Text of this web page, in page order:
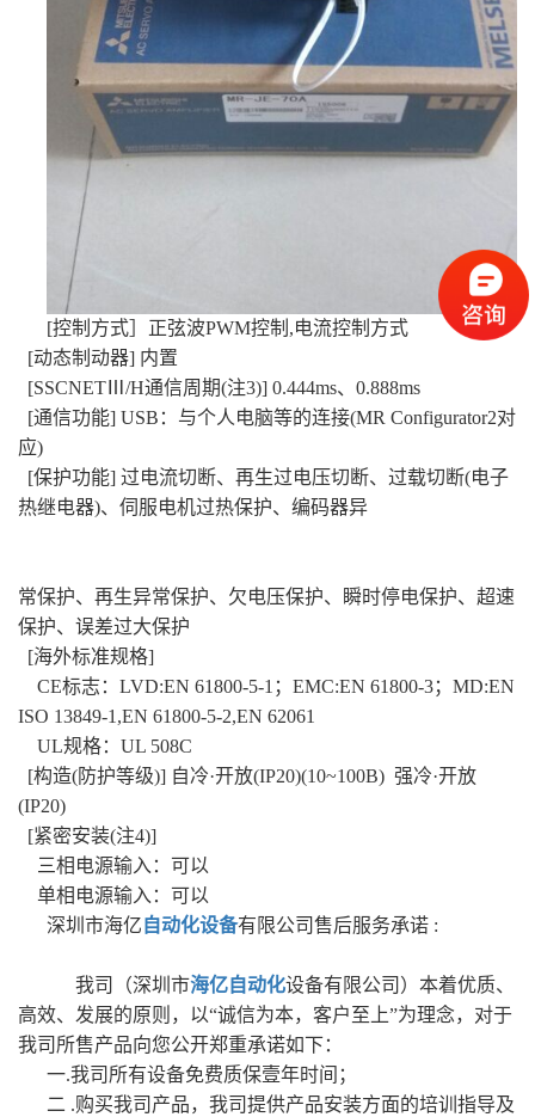
[控制方式］正弦波PWM控制,电流控制方式
[动态制动器] 内置
[SSCNETⅢ/H通信周期(注3)] 0.444ms、0.888ms
[通信功能] USB：与个人电脑等的连接(MR Configurator2对
应)
[保护功能] 过电流切断、再生过电压切断、过载切断(电子
热继电器)、伺服电机过热保护、编码器异
常保护、再生异常保护、欠电压保护、瞬时停电保护、超速
保护、误差过大保护
[海外标准规格]
CE标志：LVD:EN 61800-5-1；EMC:EN 61800-3；MD:EN
ISO 13849-1,EN 61800-5-2,EN 62061
UL规格：UL 508C
[构造(防护等级)] 自冷·开放(IP20)(10~100B) 强冷·开放
(IP20)
[紧密安装(注4)]
三相电源输入：可以
单相电源输入：可以
深圳市海亿 自动化设备有限公司售后服务承诺 :
我司（深圳市海亿自动化设备有限公司）本着优质、
高效、发展的原则，以“诚信为本，客户至上”为理念，对于
我司所售产品向您公开郑重承诺如下：
一.我司所有设备免费质保壹年时间；
二 .购买我司产品，我司提供产品安装方面的培训指导及